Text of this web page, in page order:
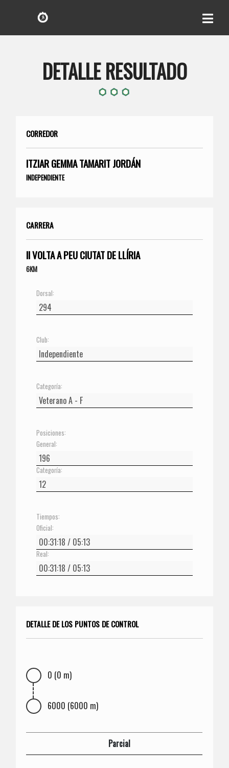
DETALLE RESULTADO
CORREDOR
ITZIAR GEMMA TAMARIT JORDÁN
INDEPENDIENTE
CARRERA
II VOLTA A PEU CIUTAT DE LLÍRIA
6KM
Dorsal:
Club:
Categoría:
Posiciones:
General:
Categoría:
Tiempos:
Oficial:
Real:
DETALLE DE LOS PUNTOS DE CONTROL
0 (0 m)
6000 (6000 m)
Parcial